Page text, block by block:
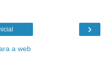
›
a web